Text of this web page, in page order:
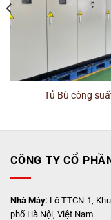
Tủ Bù công
CÔNG TY CỔ
Nhà Máy: Lô TTCN-1,
phố Hà Nội, Việt Nam